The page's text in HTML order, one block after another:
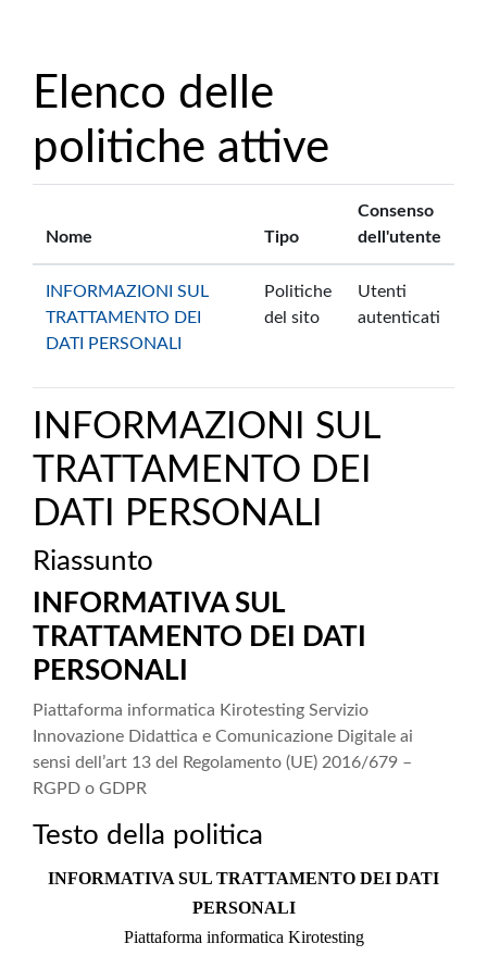
Vai al contenuto principale
Elenco delle
politiche attive
Nome Tipo
Consenso
dell'utente
INFORMAZIONI SUL
TRATTAMENTO DEI
DATI PERSONALI
Politiche
del sito
Utenti
autenticati
INFORMAZIONI SUL
TRATTAMENTO DEI
DATI PERSONALI
Riassunto
INFORMATIVA SUL
TRATTAMENTO DEI DATI
PERSONALI
Piattaforma informatica Kirotesting Servizio
Innovazione Didattica e Comunicazione Digitale ai
sensi dell’art 13 del Regolamento (UE) 2016/679 –
RGPD o GDPR
Testo della politica
INFORMATIVA SUL TRATTAMENTO DEI DATI
PERSONALI
Piattaforma informatica Kirotesting